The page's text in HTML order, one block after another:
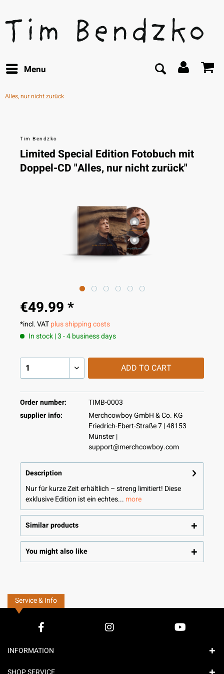
Menu
Alles, nur nicht zurück
Tim Bendzko
Limited Special Edition Fotobuch mit
Doppel-CD "Alles, nur nicht zurück"
€49.99 *
*incl. VATplus shipping costs
In stock | 3 - 4 business days
ADD TO CART
Order number:
TIMB-0003
supplier info:
Merchcowboy GmbH & Co. KG
Friedrich-Ebert-Straße 7 | 48153
Münster |
support@merchcowboy.com
Description
Nur für kurze Zeit erhältlich – streng limitiert! Diese
exklusive Edition ist ein echtes... more
Similar products
You might also like
Service & Info
INFORMATION